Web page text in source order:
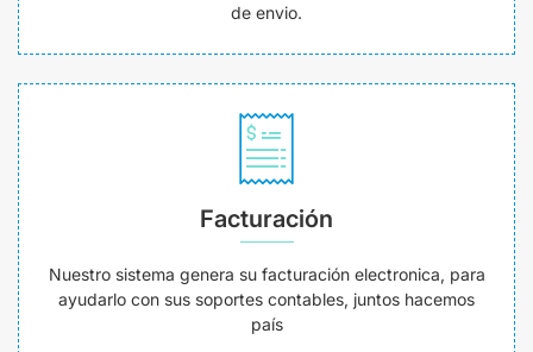
de envio.
Facturación
Nuestro sistema genera su facturación electronica, para
ayudarlo con sus soportes contables, juntos hacemos
país